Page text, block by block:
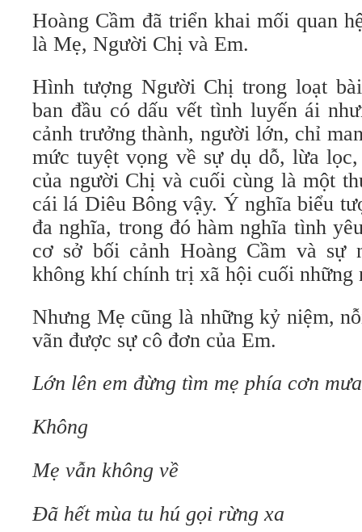
Hoàng Cầm đã triển khai mối quan
là Mẹ, Người Chị và Em.
Hình tượng Người Chị trong loạt
ban đầu có dấu vết tình luyến ái
cảnh trưởng thành, người lớn, chỉ
mức tuyệt vọng về sự dụ dỗ, lừa
của người Chị và cuối cùng là một
cái lá Diêu Bông vậy. Ý nghĩa biểu
đa nghĩa, trong đó hàm nghĩa tình
cơ sở bối cảnh Hoàng Cầm và sự
không khí chính trị xã hội cuối những
Nhưng Mẹ cũng là những kỷ niệm,
vãn được sự cô đơn của Em.
Lớn lên em đừng tìm mẹ phía cơn
Không
Mẹ vẫn không về
Đã hết mùa tu hú gọi rừng xa